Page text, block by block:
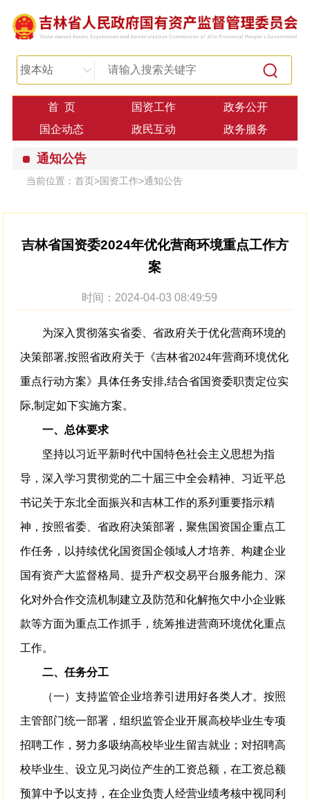
搜本站
首 页 国资工作
政务公开
国企动态
政民互动 政务服务
通知公告
当前位置： 首页>国资工作>通知公告
吉林省国资委2024年优化营商环境重点工作方
案
时间：2024-04-03 08:49:59
为深入贯彻落实省委、省政府关于优化营商环境的
决策部署,按照省政府关于《吉林省2024年营商环境优化
重点行动方案》具体任务安排,结合省国资委职责定位实
际,制定如下实施方案。
一、总体要求
坚持以习近平新时代中国特色社会主义思想为指
导，深入学习贯彻党的二十届三中全会精神、习近平总
书记关于东北全面振兴和吉林工作的系列重要指示精
神，按照省委、省政府决策部署，聚焦国资国企重点工
作任务，以持续优化国资国企领域人才培养、构建企业
国有资产大监督格局、提升产权交易平台服务能力、深
化对外合作交流机制建立及防范和化解拖欠中小企业账
款等方面为重点工作抓手，统筹推进营商环境优化重点
工作。
二、任务分工
（一）支持监管企业培养引进用好各类人才。按照
主管部门统一部署，组织监管企业开展高校毕业生专项
招聘工作，努力多吸纳高校毕业生留吉就业；对招聘高
校毕业生、设立见习岗位产生的工资总额，在工资总额
预算中予以支持，在企业负责人经营业绩考核中视同利